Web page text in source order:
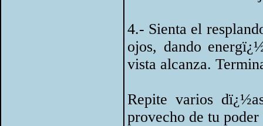
4.- Sienta el
ojos, dando
vista alcanza.
Repite varios
provecho de tu